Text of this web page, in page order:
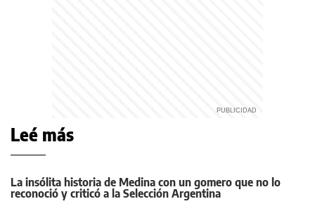
Leé más
La insólita historia de Medina con un gomero que no lo
reconoció y criticó a la Selección Argentina